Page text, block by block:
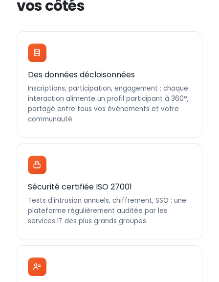
vos côtés
Des données décloisonnées
Inscriptions, participation, engagement : chaque
interaction alimente un profil participant à 360°,
partagé entre tous vos événements et votre
communauté.
Sécurité certifiée ISO 27001
Tests d’intrusion annuels, chiffrement, SSO : une
plateforme régulièrement auditée par les
services IT des plus grands groupes.